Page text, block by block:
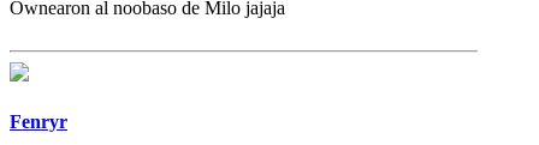
Ownearon al noobaso de Milo jajaja
Fenryr